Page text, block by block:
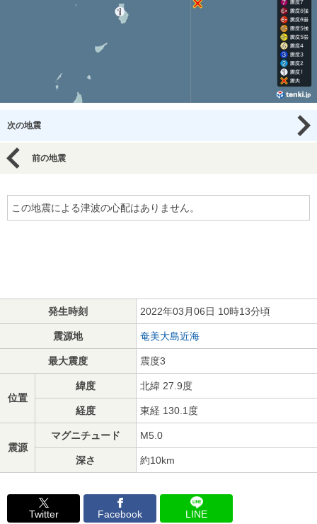
次の地震
前の地震
この地震による津波の心配はありません。
発生時刻 2022年03月06日 10時13分頃
震源地 奄美大島近海
最大震度 震度3
位置
緯度 北緯 27.9度
経度 東経 130.1度
震源
マグニチュード M5.0
深さ 約10km
Twitter Facebook LINE